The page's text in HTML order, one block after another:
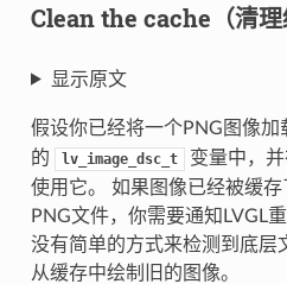
Clean the cache（清理
显示原文
假设你已经将一个PNG图像加
的 lv_image_dsc_t 变量中，
使用它。 如果图像已经被缓
PNG文件，你需要通知LVGL
没有简单的方式来检测到底层
从缓存中绘制旧的图像。